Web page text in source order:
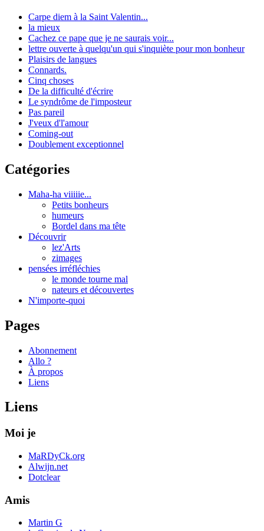
Carpe diem à la Saint Valentin...
la mieux
Cachez ce pape que je ne saurais voir...
lettre ouverte à quelqu'un qui s'inquiète pour mon bonheur
Plaisirs de langues
Connards.
Cinq choses
De la difficulté d'écrire
Le syndrôme de l'imposteur
Pas pareil
J'veux d'l'amour
Coming-out
Doublement exceptionnel
Catégories
Maha-ha viiiiie...
Petits bonheurs
humeurs
Bordel dans ma tête
Découvrir
lez'Arts
zimages
pensées irréfléchies
le monde tourne mal
nateurs et découvertes
N'importe-quoi
Pages
Abonnement
Allo ?
À propos
Liens
Liens
Moi je
MaRDyCk.org
Alwijn.net
Dotclear
Amis
Martin G